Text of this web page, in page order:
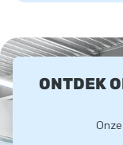
ONTDEK